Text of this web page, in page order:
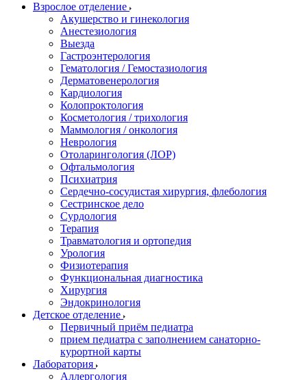
Взрослое отделение
Акушерство и гинекология
Анестезиология
Выезда
Гастроэнтерология
Гематология / Гемостазиология
Дерматовенерология
Кардиология
Колопроктология
Косметология / трихология
Маммология / онкология
Неврология
Отоларингология (ЛОР)
Офтальмология
Психиатрия
Сердечно-сосудистая хирургия, флебология
Сестринское дело
Сурдология
Терапия
Травматология и ортопедия
Урология
Физиотерапия
Функциональная диагностика
Хирургия
Эндокринология
Детское отделение
Первичный приём педиатра
прием педиатра с заполнением санаторно-
курортной карты
Лаборатория
Аллергология